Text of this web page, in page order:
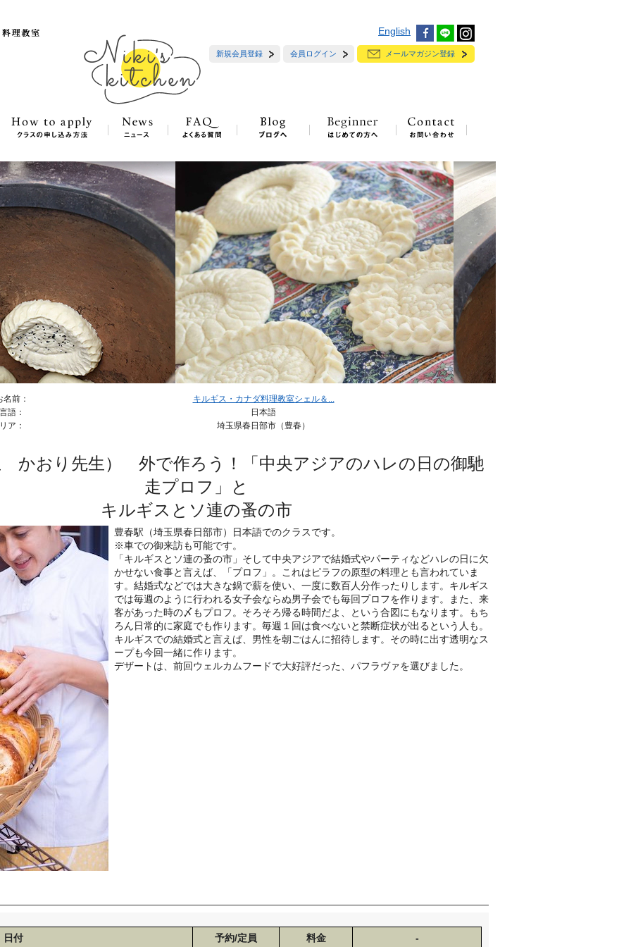
English
新規会員登録 会員ログイン メールマガジン登録
前：
キルギス・カナダ料理教室シェル＆...
語：
日本語
ア：
埼玉県春日部市（豊春）
かおり先生） 外で作ろう！「中央アジアのハレの日の御馳
走プロフ」と
キルギスとソ連の蚤の市
豊春駅（埼玉県春日部市）日本語でのクラスです。
※車での御来訪も可能です。
「キルギスとソ連の蚤の市」そして中央アジアで結婚式やパーティなどハレの日に欠
かせない食事と言えば、「プロフ」。これはピラフの原型の料理とも言われていま
す。結婚式などでは大きな鍋で薪を使い、一度に数百人分作ったりします。キルギス
では毎週のように行われる女子会ならぬ男子会でも毎回プロフを作ります。また、来
客があった時の〆もプロフ。そろそろ帰る時間だよ、という合図にもなります。もち
ろん日常的に家庭でも作ります。毎週１回は食べないと禁断症状が出るという人も。
キルギスでの結婚式と言えば、男性を朝ごはんに招待します。その時に出す透明なス
ープも今回一緒に作ります。
デザートは、前回ウェルカムフードで大好評だった、パフラヴァを選びました。
日付 予約/定員 料金 -